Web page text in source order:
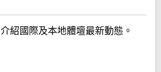
介紹國際及本地體壇最新動態。